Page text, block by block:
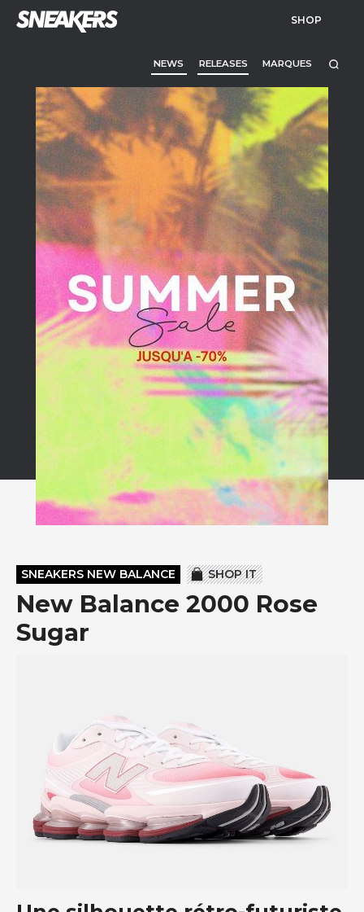
SHOP
NEWS RELEASES MARQUES
SNEAKERS NEW BALANCE SHOP IT
New Balance 2000 Rose
Sugar